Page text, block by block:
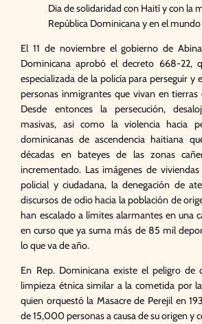
Dia de solidaridad con Haití y con la
República Dominicana y en el mundo
El 11 de noviembre el gobierno de
Dominicana aprobó el decreto 668-22,
especializada de la policía para perseguir y
personas inmigrantes que vivan en tierras
Desde entonces la persecución,
masivas, asi como la violencia hacia
dominicanas de ascendencia haitiana
décadas en bateyes de las zonas
incrementado. Las imágenes de
policial y ciudadana, la denegación de
discursos de odio hacia la población de
han escalado a límites alarmantes en una
en curso que ya suma más de 85 mil
lo que va de año.
En Rep. Dominicana existe el peligro de
limpieza étnica similar a la cometida por
quien orquestó la Masacre de Perejil en
de 15,000 personas a causa de su origen y